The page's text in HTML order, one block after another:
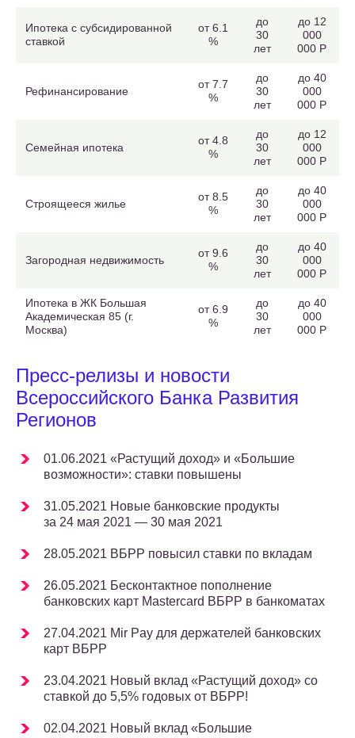
Ипотека с субсидированной
ставкой
от 6.1
%
до
30
лет
до 12
000
000 Р
Рефинансирование
от 7.7
%
до
30
лет
до 40
000
000 Р
Семейная ипотека
от 4.8
%
до
30
лет
до 12
000
000 Р
Строящееся жилье
от 8.5
%
до
30
лет
до 40
000
000 Р
Загородная недвижимость
от 9.6
%
до
30
лет
до 40
000
000 Р
Ипотека в ЖК Большая
Академическая 85 (г.
Москва)
от 6.9
%
до
30
лет
до 40
000
000 Р
Пресс-релизы и новости
Всероссийского Банка Развития
Регионов
01.06.2021 «Растущий доход» и «Большие
возможности»: ставки повышены
31.05.2021 Новые банковские продукты
за 24 мая 2021 — 30 мая 2021
28.05.2021 ВБРР повысил ставки по вкладам
26.05.2021 Бесконтактное пополнение
банковских карт Mastercard ВБРР в банкоматах
27.04.2021 Mir Pay для держателей банковских
карт ВБРР
23.04.2021 Новый вклад «Растущий доход» со
ставкой до 5,5% годовых от ВБРР!
02.04.2021 Новый вклад «Большие